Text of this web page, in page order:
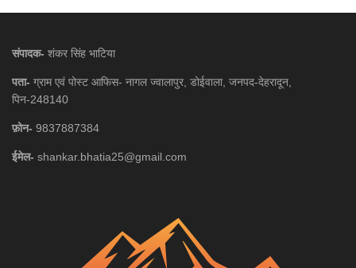
संपादक- शंकर सिंह भाटिया
पता- ग्राम एवं पोस्ट आफिस- नागल ज्वालापुर, डोईवाला, जनपद-देहरादून,
पिन-248140
फ़ोन- 9837887384
ईमेल- shankar.bhatia25@gmail.com